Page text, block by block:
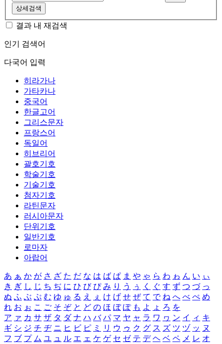
상세검색
결과 내 재검색
인기 검색어
다국어 입력
히라가나
가타카나
중국어
한글고어
그리스문자
프랑스어
독일어
히브리어
괄호기호
학술기호
기술기호
첨자기호
라틴문자
러시아문자
단위기호
일반기호
로마자
아랍어
あ ぁ か が さ ざ た だ な は ば ぱ ま や ゃ ら わ ゎ ん い ぃ
き ぎ し じ ち ぢ に ひ び ぴ み り う ぅ く ぐ す ず つ づ っ
ぬ ふ ぶ ぷ む ゆ ゅ る え ぇ け げ せ ぜ て で ね へ べ ぺ め
れ お ぉ こ ご そ ぞ と ど の ほ ぼ ぽ も よ ょ ろ を
ア ァ カ サ ザ タ ダ ナ ハ バ パ マ ヤ ャ ラ ワ ヮ ン イ ィ キ
ギ シ ジ チ ヂ ニ ヒ ビ ピ ミ リ ウ ゥ ク グ ス ズ ツ ヅ ッ ヌ
フ ブ プ ム ユ ュ ル エ ェ ケ ゲ セ ゼ テ デ ヘ ベ ペ メ レ オ